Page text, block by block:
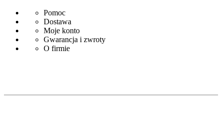
Pomoc
Dostawa
Moje konto
Gwarancja i zwroty
O firmie